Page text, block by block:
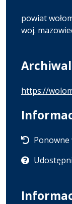
powiat
woj.
https://